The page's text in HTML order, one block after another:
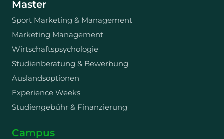
Master
Sport Marketing & Management
Marketing Management
Wirtschaftspsychologie
Studienberatung & Bewerbung
Auslandsoptionen
Experience Weeks
Studiengebühr & Finanzierung
Campus